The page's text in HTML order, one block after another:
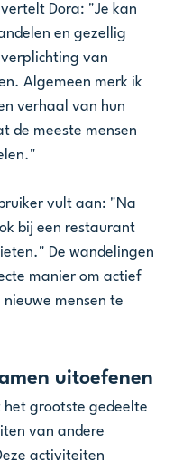
Dora: "Je kan
en gezellig
van
Algemeen merk ik
verhaal van hun
de meeste mensen
vult aan: "Na
bij een restaurant
De wandelingen
manier om actief
mensen te
uitoefenen
het grootste gedeelte
van andere
activiteiten